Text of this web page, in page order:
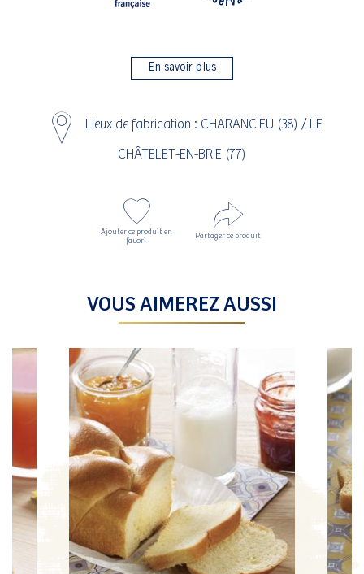
En savoir plus
Lieux de fabrication : CHARANCIEU (38) / LE
CHÂTELET-EN-BRIE (77)
Ajouter ce produit en
favori
Partager ce produit
VOUS AIMEREZ AUSSI